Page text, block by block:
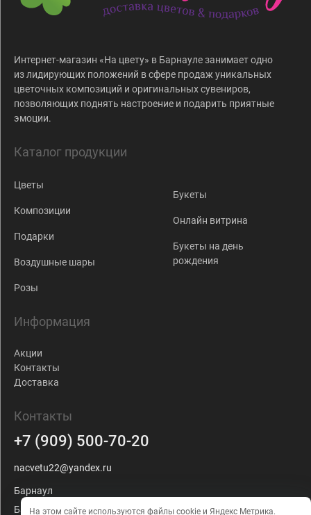
Интернет-магазин «На цвету» в Барнауле занимает одно
из лидирующих положений в сфере продаж уникальных
цветочных композиций и оригинальных сувениров,
позволяющих поднять настроение и подарить приятные
эмоции.
Каталог продукции
Цветы
Композиции
Подарки
Воздушные шары
Розы
Букеты
Онлайн витрина
Букеты на день
рождения
Информация
Акции
Контакты
Доставка
Контакты
+7 (909) 500-70-20
nacvetu22@yandex.ru
Барнаул
Балтийская, 103
На этом сайте используются файлы cookie и Яндекс Метрика.